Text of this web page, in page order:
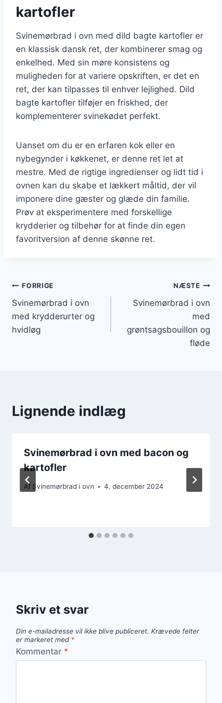
kartofler
Svinemørbrad i ovn med dild bagte kartofler er
en klassisk dansk ret, der kombinerer smag og
enkelhed. Med sin møre konsistens og
muligheden for at variere opskriften, er det en
ret, der kan tilpasses til enhver lejlighed. Dild
bagte kartofler tilføjer en friskhed, der
komplementerer svinekødet perfekt.
Uanset om du er en erfaren kok eller en
nybegynder i køkkenet, er denne ret let at
mestre. Med de rigtige ingredienser og lidt tid i
ovnen kan du skabe et lækkert måltid, der vil
imponere dine gæster og glæde din familie.
Prøv at eksperimentere med forskellige
krydderier og tilbehør for at finde din egen
favoritversion af denne skønne ret.
Indlægsnavigation
FORRIGE
Svinemørbrad i ovn
med krydderurter og
hvidløg
NÆSTE
Svinemørbrad i ovn
med
grøntsagsbouillon og
fløde
Lignende indlæg
Svinemørbrad i ovn med bacon og
kartofler
Af Svinemørbrad i ovn 4. december 2024
Skriv et svar
Din e-mailadresse vil ikke blive publiceret. Krævede felter
er markeret med *
Kommentar *